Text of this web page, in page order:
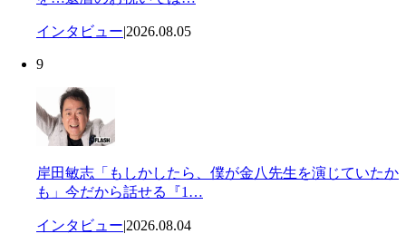
インタビュー|2026.08.05
9
岸田敏志「もしかしたら、僕が金八先生を演じていたか
も」今だから話せる『1…
インタビュー|2026.08.04